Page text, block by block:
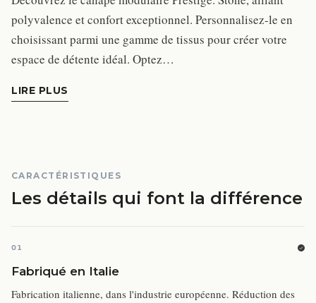
polyvalence et confort exceptionnel. Personnalisez-le en
choisissant parmi une gamme de tissus pour créer votre
espace de détente idéal. Optez…
LIRE PLUS
CARACTÉRISTIQUES
Les détails qui font la différence
01
Fabriqué en Italie
Fabrication italienne, dans l'industrie européenne. Réduction des